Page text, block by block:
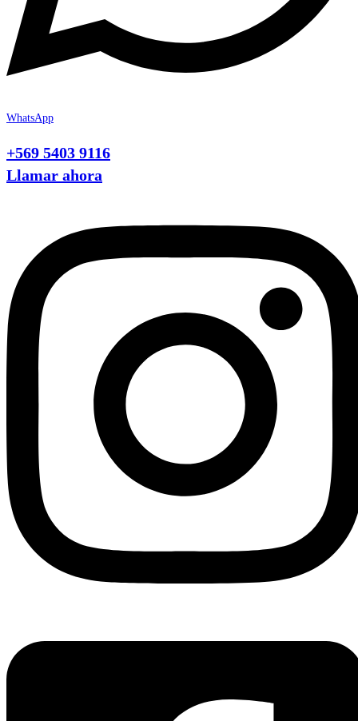
WhatsApp
+569 5403 9116
Llamar ahora